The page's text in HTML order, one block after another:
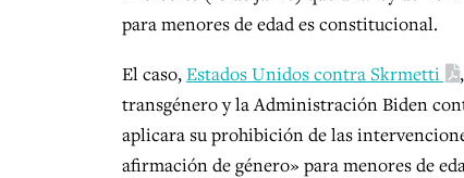
para menores de edad es constitucional.
El caso,Estados Unidos contra Skrmetti
transgénero y la Administración Biden
aplicara su prohibición de las
afirmación de género» para menores de